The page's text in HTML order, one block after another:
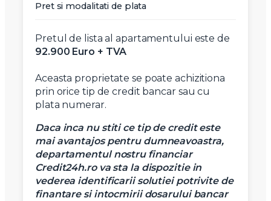
Pret si modalitati de plata
Pretul de lista al apartamentului este de
92.900 Euro + TVA
Aceasta proprietate se poate achizitiona
prin orice tip de credit bancar sau cu
plata numerar.
Daca inca nu stiti ce tip de credit este
mai avantajos pentru dumneavoastra,
departamentul nostru financiar
Credit24h.ro va sta la dispozitie in
vederea identificarii solutiei potrivite de
finantare si intocmirii dosarului bancar
Vreau sa fiu contactat
Nume
Telefon
Email
Mesaj